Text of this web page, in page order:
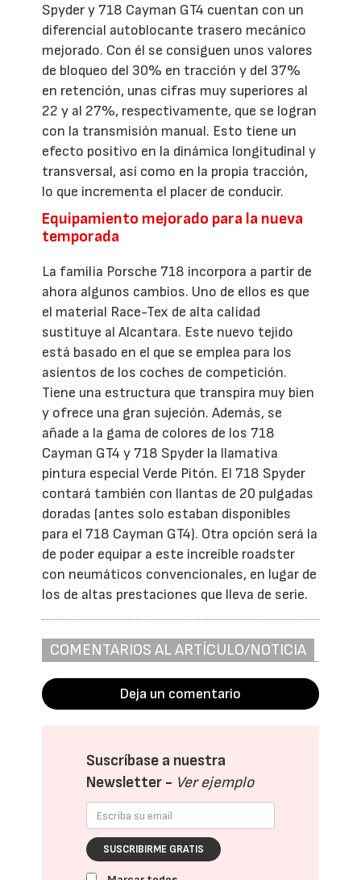
Spyder y 718 Cayman GT4 cuentan con un
diferencial autoblocante trasero mecánico
mejorado. Con él se consiguen unos valores
de bloqueo del 30% en tracción y del 37%
en retención, unas cifras muy superiores al
22 y al 27%, respectivamente, que se logran
con la transmisión manual. Esto tiene un
efecto positivo en la dinámica longitudinal y
transversal, así como en la propia tracción,
lo que incrementa el placer de conducir.
Equipamiento mejorado para la nueva
temporada
La familia Porsche 718 incorpora a partir de
ahora algunos cambios. Uno de ellos es que
el material Race-Tex de alta calidad
sustituye al Alcantara. Este nuevo tejido
está basado en el que se emplea para los
asientos de los coches de competición.
Tiene una estructura que transpira muy bien
y ofrece una gran sujeción. Además, se
añade a la gama de colores de los 718
Cayman GT4 y 718 Spyder la llamativa
pintura especial Verde Pitón. El 718 Spyder
contará también con llantas de 20 pulgadas
doradas (antes solo estaban disponibles
para el 718 Cayman GT4). Otra opción será la
de poder equipar a este increíble roadster
con neumáticos convencionales, en lugar de
los de altas prestaciones que lleva de serie.
COMENTARIOS AL ARTÍCULO/NOTICIA
Deja un comentario
Suscríbase a nuestra
Newsletter - Ver ejemplo
SUSCRIBIRME GRATIS